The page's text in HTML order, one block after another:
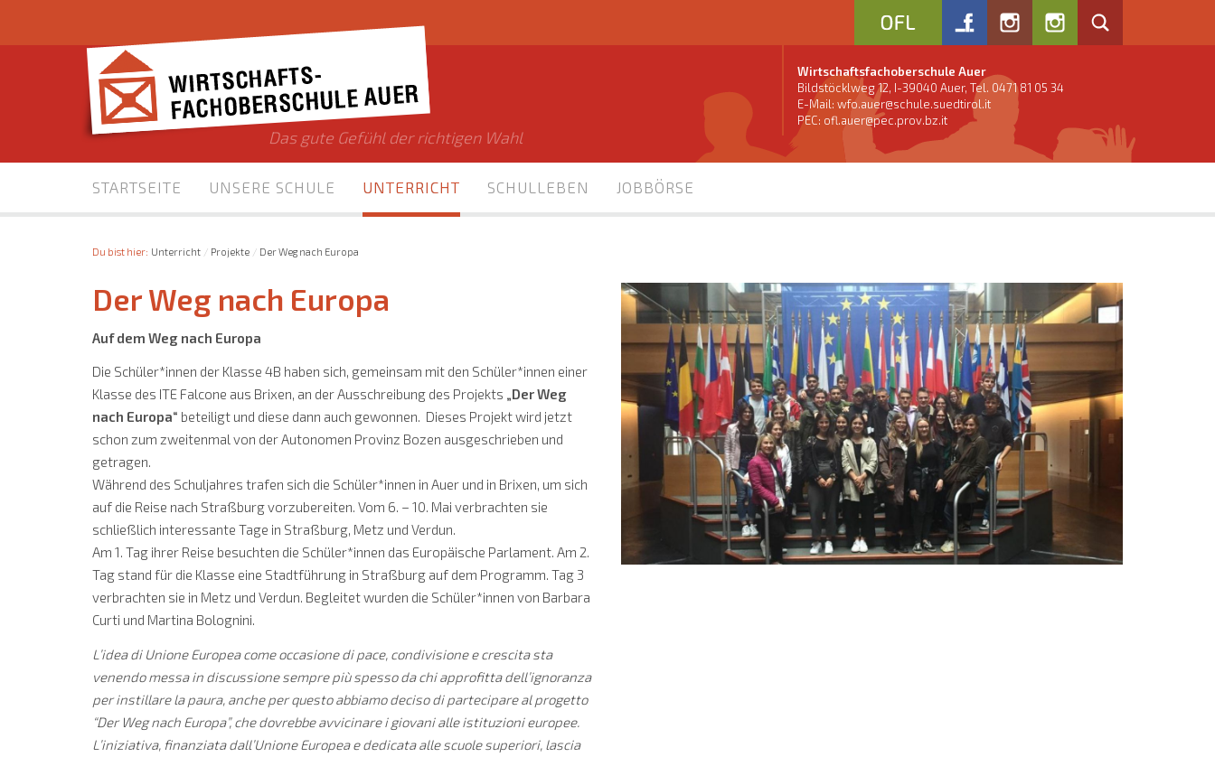
Das gute Gefühl der richtigen Wahl
Wirtschaftsfachoberschule Auer
Bildstöcklweg 12, I-39040 Auer, Tel. 0471 81 05 34
E-Mail: wfo.auer@schule.suedtirol.it
PEC: ofl.auer@pec.prov.bz.it
STARTSEITE UNSERE SCHULE UNTERRICHT SCHULLEBEN JOBBÖRSE
Du bist hier: Unterricht Projekte Der Weg nach Europa
Der Weg nach Europa
Auf dem Weg nach Europa
Die Schüler*innen der Klasse 4B haben sich, gemeinsam mit den Schüler*innen einer
Klasse des ITE Falcone aus Brixen, an der Ausschreibung des Projekts „Der Weg
nach Europa“ beteiligt und diese dann auch gewonnen. Dieses Projekt wird jetzt
schon zum zweitenmal von der Autonomen Provinz Bozen ausgeschrieben und
getragen.
Während des Schuljahres trafen sich die Schüler*innen in Auer und in Brixen, um sich
auf die Reise nach Straßburg vorzubereiten. Vom 6. – 10. Mai verbrachten sie
schließlich interessante Tage in Straßburg, Metz und Verdun.
Am 1. Tag ihrer Reise besuchten die Schüler*innen das Europäische Parlament. Am 2.
Tag stand für die Klasse eine Stadtführung in Straßburg auf dem Programm. Tag 3
verbrachten sie in Metz und Verdun. Begleitet wurden die Schüler*innen von Barbara
Curti und Martina Bolognini.
L’idea di Unione Europea come occasione di pace, condivisione e crescita sta
venendo messa in discussione sempre più spesso da chi approfitta dell’ignoranza
per instillare la paura, anche per questo abbiamo deciso di partecipare al progetto
“Der Weg nach Europa”, che dovrebbe avvicinare i giovani alle istituzioni europee.
L’iniziativa, finanziata dall’Unione Europea e dedicata alle scuole superiori, lascia